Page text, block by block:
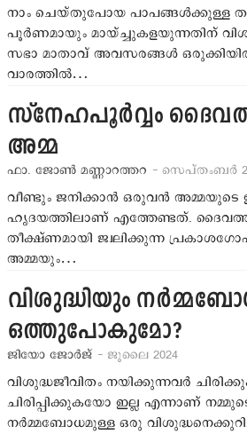
നാം ചെയ്തുപോയ പാപങ്ങള്‍ക്കുള്ള
പൂര്‍ണമായും മായ്ച്ചുകളയുന്നതിന്
സഭാ മാതാവ് അവസരങ്ങള്‍
വാരത്തില്‍…
സ്നേഹപൂര്‍വ്വം
അമ്മ
ഫാ. ജോണ്‍ മണ്ണാറത്തറ - സെപ്തംബര്‍
വീണ്ടും ജനിക്കാന്‍ ഒരുവന്‍ അമ്മയുടെ
ഹൃദയത്തിലാണ് എത്തേണ്ടത്.
തീക്ഷ്ണമായി ജ്വലിക്കുന്ന
അമ്മയും…
വിശുദ്ധിയും
ഒത്തുപോകുമോ?
ജിയോ ജോര്‍ജ് - ജൂലൈ 2024
വിശുദ്ധജീവിതം നയിക്കുന്നവര്‍
ചിരിപ്പിക്കുകയോ ഇല്ല എന്നാണ്
നര്‍മ്മബോധമുള്ള ഒരു